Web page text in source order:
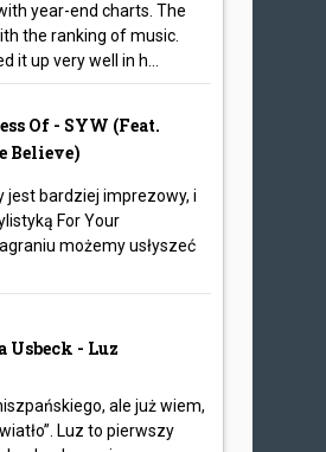
year-end charts. The
the ranking of music.
it up very well in h...
Of - SYW (feat.
Believe)
jest bardziej imprezowy, i
For Your
możemy usłyszeć
Usbeck - Luz
ale już wiem,
Luz to pierwszy